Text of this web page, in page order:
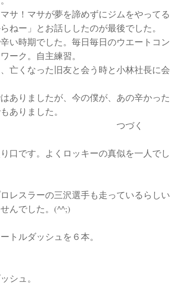
サ！マサが夢を諦めずにジムをやってる
ねー」とお話ししたのが最後でした。
い時期でした。毎日毎日のウエートコン
ーク。自主練習。
亡くなった旧友と会う時と小林社長に会
ありましたが、今の僕が、あの辛かった
ありました。
く
口です。よくロッキーの真似を一人でし
レスラーの三沢選手も走っているらしい
んでした。(^^;)
トルダッシュを６本。
シュ。